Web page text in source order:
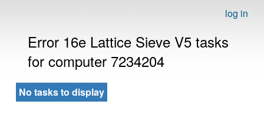
log in
Error 16e Lattice Sieve V5 tasks
for computer 7234204
No tasks to display